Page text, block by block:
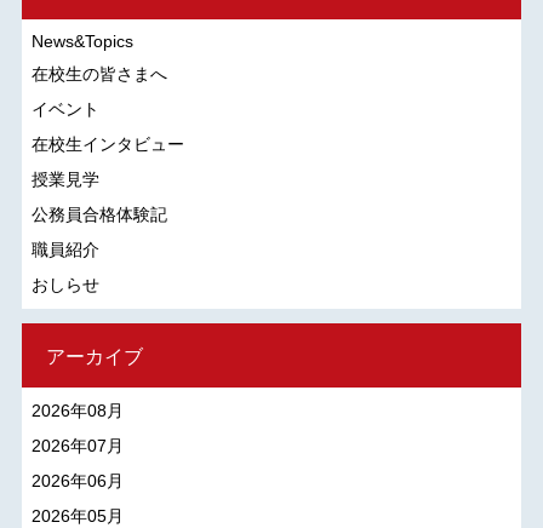
News&Topics
在校生の皆さまへ
イベント
在校生インタビュー
授業見学
公務員合格体験記
職員紹介
おしらせ
アーカイブ
2026年08月
2026年07月
2026年06月
2026年05月